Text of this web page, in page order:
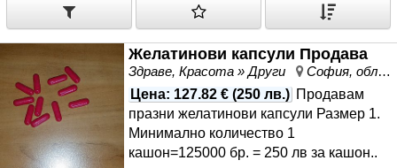
Желатинови капсули Продава
Здраве, Красота » Други
София, област София
Цена: 127.82 € (250 лв.) Продавам
празни желатинови капсули Размер 1.
Минимално количество 1
кашон=125000 бр. = 250 лв за кашон..